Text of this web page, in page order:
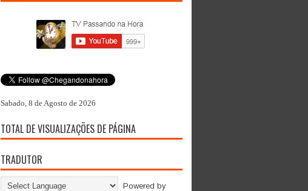
Sabado, 8 de Agosto de 2026
TOTAL DE VISUALIZAÇÕES DE PÁGINA
TRADUTOR
Powered by